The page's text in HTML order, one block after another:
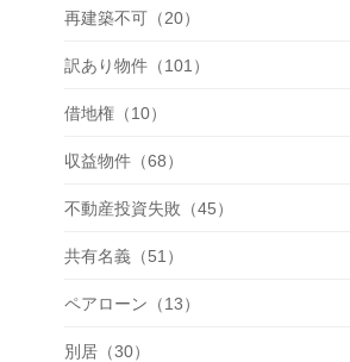
再建築不可（20）
訳あり物件（101）
借地権（10）
収益物件（68）
不動産投資失敗（45）
共有名義（51）
ペアローン（13）
別居（30）